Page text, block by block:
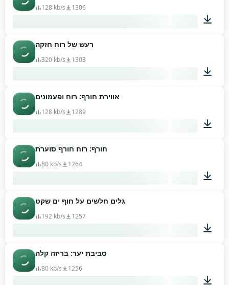
128 kb/s 1306
רעש של רוח חזקה
320 kb/s 1303
אווירת חורף: רוח ופעמונים
128 kb/s 1289
חורף: רוח חורף סוערת
80 kb/s 1264
גלים חלשים על חוף ים שקט
192 kb/s 1257
סביבת יער: בריזה קלה
80 kb/s 1256